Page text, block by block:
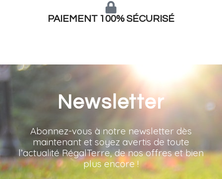
PAIEMENT 100% SÉCURISÉ
Newsletter
Abonnez-vous à notre newsletter dès
maintenant et soyez avertis de toute
l’actualité RégalTerre, de nos offres et bien
plus encore !